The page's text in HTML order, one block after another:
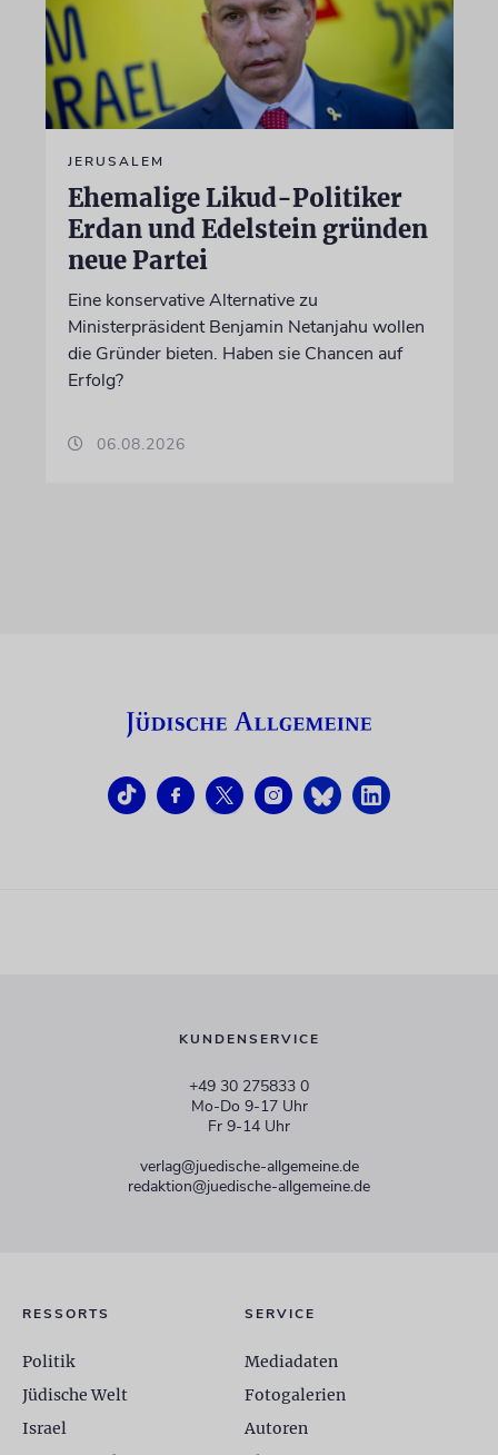
JERUSALEM
Ehemalige Likud-Politiker
Erdan und Edelstein gründen
neue Partei
Eine konservative Alternative zu
Ministerpräsident Benjamin Netanjahu wollen
die Gründer bieten. Haben sie Chancen auf
Erfolg?
06.08.2026
KUNDENSERVICE
+49 30 275833 0
Mo-Do 9-17 Uhr
Fr 9-14 Uhr
verlag@juedische-allgemeine.de
redaktion@juedische-allgemeine.de
RESSORTS
Politik
Jüdische Welt
Israel
SERVICE
Mediadaten
Fotogalerien
Autoren